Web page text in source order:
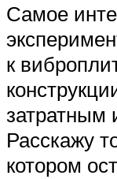
Самое
к
затратным
Расскажу
котором